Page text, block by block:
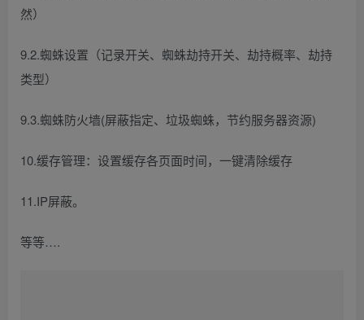
然）
9.2.蜘蛛设置（记录开关、蜘蛛劫持开关、劫持概率、劫持
类型）
9.3.蜘蛛防火墙(屏蔽指定、垃圾蜘蛛，节约服务器资源)
10.缓存管理：设置缓存各页面时间，一键清除缓存
11.IP屏蔽。
等等….